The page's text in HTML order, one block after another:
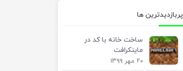
پربازدیدترین ها
ساخت خانه با کد در
ماینکرافت
۲۰ مهر ۱۳۹۹